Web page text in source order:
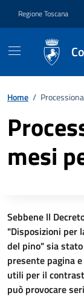
Regione Toscana
Home /
mesi
Descrizione
Sebbene ll
"Disposizioni per
del pino" sia
presente pagina
utili per il
può provocare